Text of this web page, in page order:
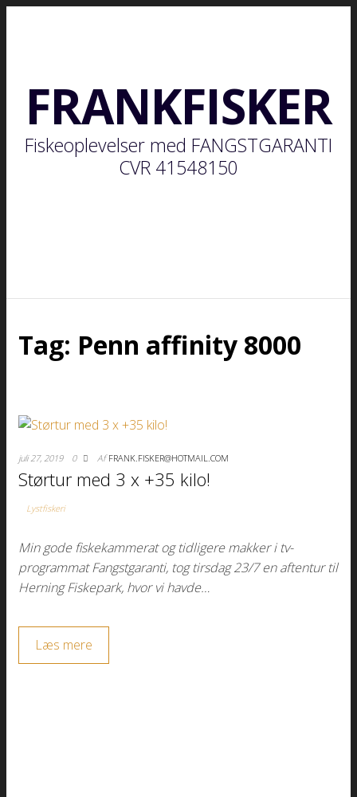
FRANKFISKER
Fiskeoplevelser med FANGSTGARANTI
CVR 41548150
Tag: Penn affinity 8000
juli 27, 2019 0 Af FRANK.FISKER@HOTMAIL.COM
Størtur med 3 x +35 kilo!
Lystfiskeri
Min gode fiskekammerat og tidligere makker i tv-
programmat Fangstgaranti, tog tirsdag 23/7 en aftentur til
Herning Fiskepark, hvor vi havde…
Læs mere